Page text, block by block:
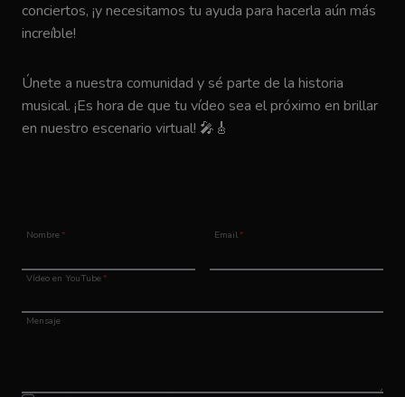
conciertos, ¡y necesitamos tu ayuda para hacerla aún más
increíble!
Únete a nuestra comunidad y sé parte de la historia
musical. ¡Es hora de que tu vídeo sea el próximo en brillar
en nuestro escenario virtual! 🎤🎸
Nombre* Email*
Vídeo en YouTube*
Mensaje